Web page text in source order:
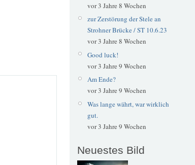
vor 3 Jahre 8 Wochen
zur Zerstörung der Stele an
Strohner Brücke / ST 10.6.23
vor 3 Jahre 8 Wochen
Good luck!
vor 3 Jahre 9 Wochen
Am Ende?
vor 3 Jahre 9 Wochen
Was lange währt, war wirklich
gut.
vor 3 Jahre 9 Wochen
Neuestes Bild